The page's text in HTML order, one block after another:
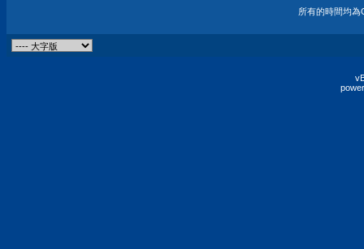
所有的時間均為